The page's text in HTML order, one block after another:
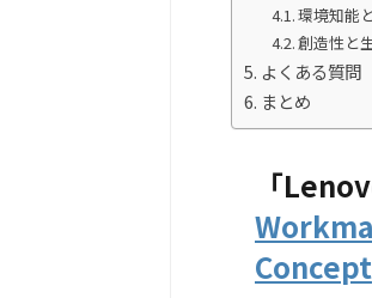
環境知能
創造性と
よくある質問
まとめ
「
Concept